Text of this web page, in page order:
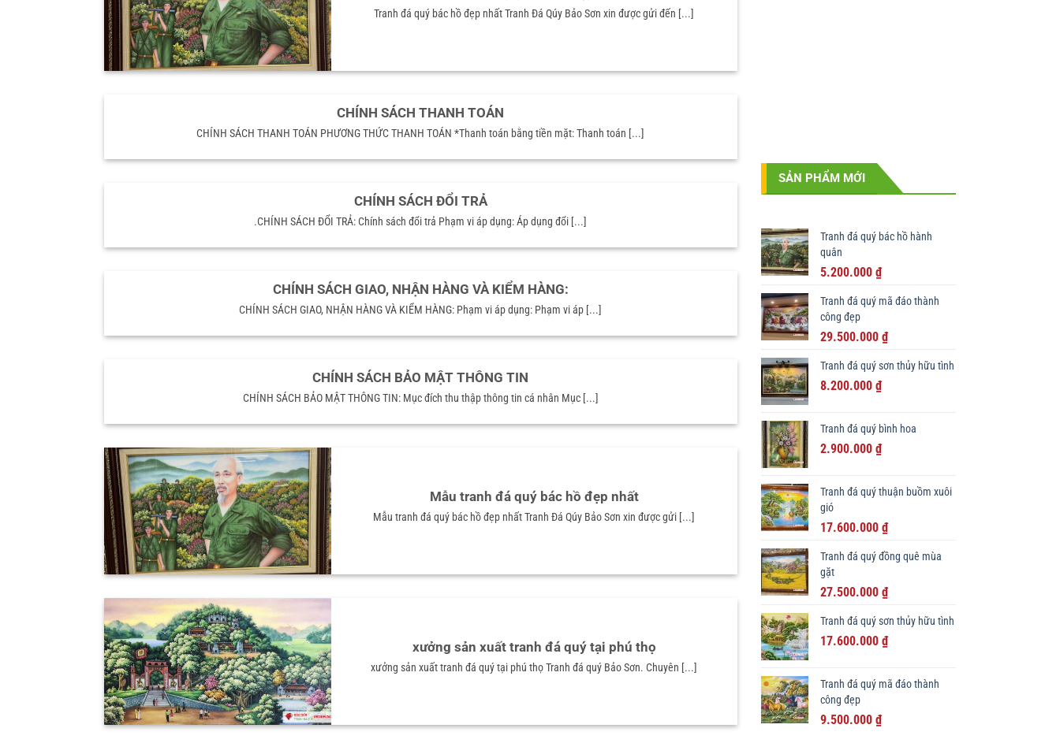
Tranh đá quý bác hồ đẹp nhất Tranh Đá Qúy Bảo Sơn xin được gửi đến [...]
CHÍNH SÁCH THANH TOÁN
CHÍNH SÁCH THANH TOÁN PHƯƠNG THỨC THANH TOÁN *Thanh toán bằng tiền mặt: Thanh toán [...]
CHÍNH SÁCH ĐỔI TRẢ
.CHÍNH SÁCH ĐỔI TRẢ: Chính sách đổi trả Phạm vi áp dụng: Áp dụng đổi [...]
CHÍNH SÁCH GIAO, NHẬN HÀNG VÀ KIỂM HÀNG:
CHÍNH SÁCH GIAO, NHẬN HÀNG VÀ KIỂM HÀNG: Phạm vi áp dụng: Phạm vi áp [...]
CHÍNH SÁCH BẢO MẬT THÔNG TIN
CHÍNH SÁCH BẢO MẬT THÔNG TIN: Mục đích thu thập thông tin cá nhân Mục [...]
Mẫu tranh đá quý bác hồ đẹp nhất
Mẫu tranh đá quý bác hồ đẹp nhất Tranh Đá Qúy Bảo Sơn xin được gửi [...]
xưởng sản xuất tranh đá quý tại phú thọ
xưởng sản xuất tranh đá quý tại phú thọ Tranh đá quý Bảo Sơn. Chuyên [...]
SẢN PHẨM MỚI
Tranh đá quý bác hồ hành
quân
Giá
là:
6.500.000 ₫.
5.200.000 ₫Giá
tại
5.200.000 ₫.
Tranh đá quý mã đáo thành
công đẹp
Giá
là:
33.000.000 ₫.
29.500.000 ₫Giá
tại
Tranh đá quý sơn thủy hữu tình
Giá
11.000.000 ₫.
8.200.000 ₫Giá
là:
8.200.000 ₫.
Tranh đá quý bình hoa
Giá
3.200.000 ₫.
2.900.000 ₫Giá
là:
Tranh đá quý thuận buồm xuôi
gió
Giá
là:
20.500.000 ₫.
17.600.000 ₫Giá
tại
17.600.000 ₫.
Tranh đá quý đồng quê mùa
gặt
Giá
là:
30.600.000 ₫.
27.500.000 ₫Giá
tại
là:
Tranh đá quý sơn thủy hữu tình
Giá
19.500.000 ₫.
17.600.000 ₫Giá
là:
Tranh đá quý mã đáo thành
công đẹp
Giá
9.500.000 ₫Giá